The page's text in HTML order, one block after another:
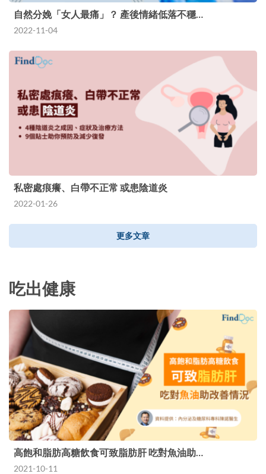
自然分娩「女人最痛」？ 產後情緒低落不穩…
2022-11-04
私密處痕癢、白帶不正常 或患陰道炎
2022-01-26
更多文章
吃出健康
高飽和脂肪高糖飲食可致脂肪肝 吃對魚油助…
2021-10-11